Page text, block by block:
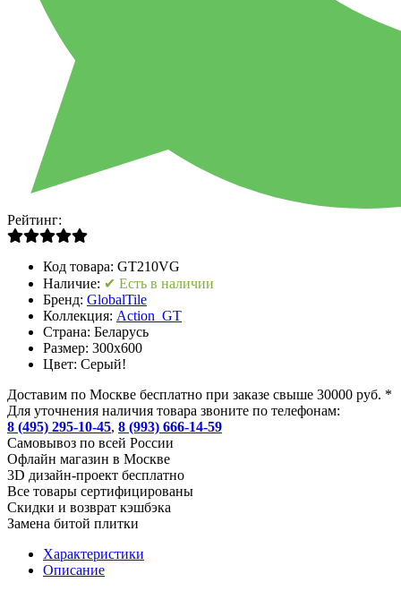
Рейтинг:
Код товара: GT210VG
Наличие: ✔ Есть в наличии
Бренд: GlobalTile
Коллекция: Action_GT
Страна: Беларусь
Размер: 300x600
Цвет: Серый!
Доставим по Москве бесплатно при заказе свыше 30000 руб. *
Для уточнения наличия товара звоните по телефонам:
8 (495) 295-10-45, 8 (993) 666-14-59
Cамовывоз по всей России
Офлайн магазин в Москве
3D дизайн-проект бесплатно
Все товары сертифицированы
Скидки и возврат кэшбэка
Замена битой плитки
Характеристики
Описание